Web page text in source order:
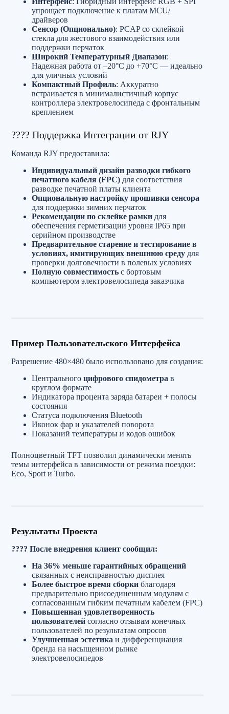
упрощает подключение к платам MCU/
драйверов
Сенсор (Опционально): PCAP со склейкой
стекла для жестового взаимодействия или
поддержки перчаток
Широкий Температурный Диапазон:
Надежная работа от –20°C до +70°C — идеально
для уличных условий
Компактный Профиль: Аккуратно
встраивается в минималистичный корпус
контроллера электровелосипеда с фронтальным
креплением
???? Поддержка Интеграции от RJY
Команда RJY предоставила:
Индивидуальный дизайн разводки гибкого
печатного кабеля (FPC) для соответствия
разводке печатной платы клиента
Опциональную настройку прошивки сенсора
для поддержки зимних перчаток
Рекомендации по склейке рамки для
обеспечения герметизации уровня IP65 при
серийном производстве
Предварительное старение и тестирование в
условиях, имитирующих внешнюю среду для
проверки долговечности в полевых условиях
Полную совместимость с бортовым
компьютером электровелосипеда заказчика
Пример Пользовательского Интерфейса
Разрешение 480×480 было использовано для создания:
Центрального цифрового спидометра в
круглом формате
Индикатора процента заряда батареи + полосы
состояния
Статуса подключения Bluetooth
Иконок фар и указателей поворота
Показаний температуры и кодов ошибок
Полноцветный TFT позволил динамически менять
темы интерфейса в зависимости от режима поездки:
Eco, Sport и Turbo.
Результаты Проекта
???? После внедрения клиент сообщил:
На 36% меньше гарантийных обращений
связанных с неисправностью дисплея
Более быстрое время сборки благодаря
предварительно присоединенным модулям с
согласованным гибким печатным кабелем (FPC)
Повышенная удовлетворенность
пользователей согласно отзывам конечных
пользователей по результатам опросов
Улучшенная эстетика и дифференциация
бренда на насыщенном рынке
электровелосипедов